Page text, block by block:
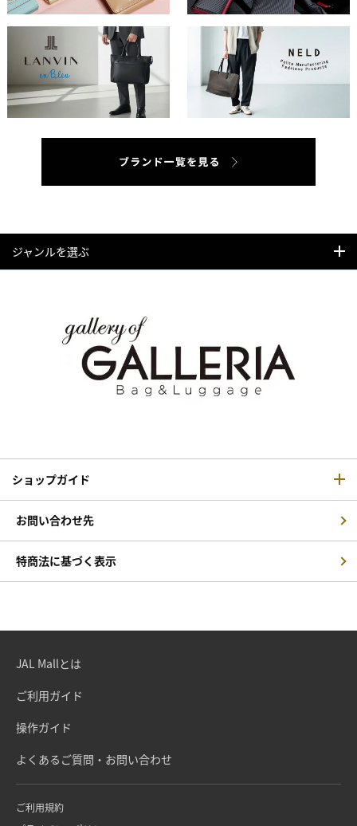
ジャンルを選ぶ
ショップガイド
お問い合わせ先
特商法に基づく表示
JAL Mallとは
ご利用ガイド
操作ガイド
よくあるご質問・お問い合わせ
ご利用規約